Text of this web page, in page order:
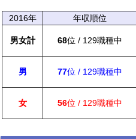
2016年 年収順位
男女計 68位 / 129職種中
男 77位 / 129職種中
女 56位 / 129職種中